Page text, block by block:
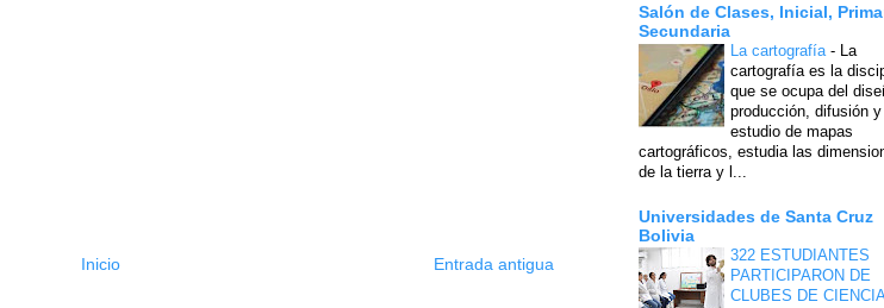
Entrada antigua
Inicio
Salón de Clases, Inicial,
Secundaria
La cartografía -
La
cartografía es la
que se ocupa del
producción, difusión y
estudio de mapas
cartográficos, estudia las
de la tierra y l...
Universidades de Santa Cruz
Bolivia
322 ESTUDIANTES
PARTICIPARON DE
CLUBES DE CIENCIA